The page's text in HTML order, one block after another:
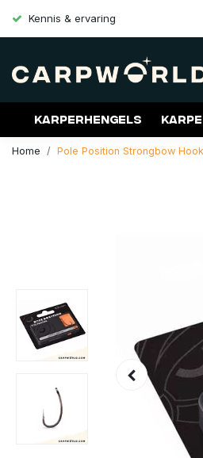
Kennis & ervaring
Karperhengels
Merken Aanbiedingen
Home Pole Position Strongbow